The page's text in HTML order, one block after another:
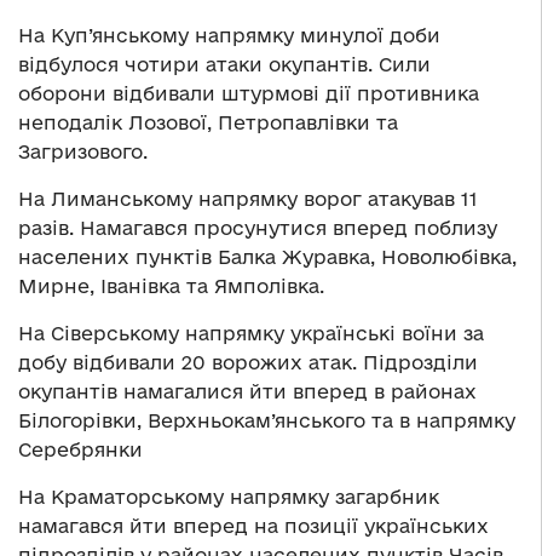
На Куп’янському напрямку минулої доби
відбулося чотири атаки окупантів. Сили
оборони відбивали штурмові дії противника
неподалік Лозової, Петропавлівки та
Загризового.
На Лиманському напрямку ворог атакував 11
разів. Намагався просунутися вперед поблизу
населених пунктів Балка Журавка, Новолюбівка,
Мирне, Іванівка та Ямполівка.
На Сіверському напрямку українські воїни за
добу відбивали 20 ворожих атак. Підрозділи
окупантів намагалися йти вперед в районах
Білогорівки, Верхньокам’янського та в напрямку
Серебрянки
На Краматорському напрямку загарбник
намагався йти вперед на позиції українських